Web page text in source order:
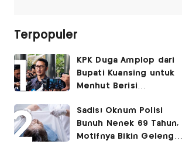
Terpopuler
KPK Duga Amplop dari
Bupati Kuansing untuk
Menhut Berisi
Pengembaliannya
Belum Utuh
Sadis! Oknum Polisi
Bunuh Nenek 69 Tahun,
Motifnya Bikin Geleng